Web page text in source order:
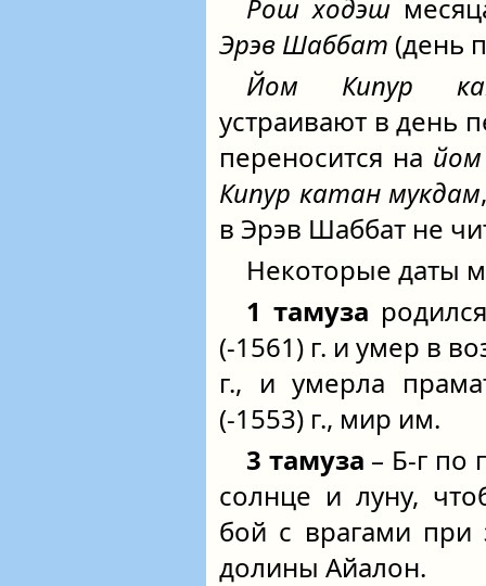
Рош ходэш
Эрэв Шаббат (день
Йом Кипур
устраивают в день
переносится на
Кипур катан мукдам
в Эрэв Шаббат не
Некоторые даты
1 тамуза
(-1561) г. и умер в
г., и умерла
(-1553) г., мир им.
3 тамуза – Б‑г по
солнце и луну,
бой с врагами при
долины Айалон.